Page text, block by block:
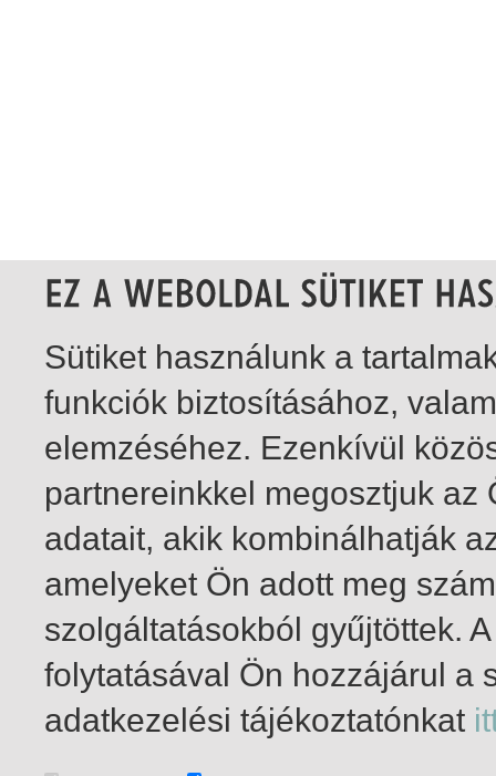
1-10 / total 10 hit
Sütiket használunk a
funkciók biztosításához,
elemzéséhez. Ezenkívül
partnereinkkel megosztjuk
adatait, akik kombinálhatják
amelyeket Ön adott meg
szolgáltatásokból gyűjtöttek.
folytatásával Ön hozzájárul a
adatkezelési tájékoztatónkat